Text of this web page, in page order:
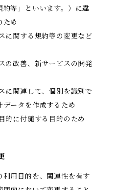
等」といいます。）に違
ため
に関する規約等の変更など
の改善、新サービスの開発
に関連して、個別を識別で
ータを作成するため
的に付随する目的のため
用目的を、関連性を有す